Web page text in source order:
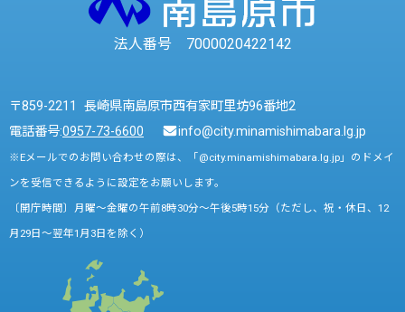
法人番号 7000020422142
〒859-2211 長崎県南島原市西有家町里坊96番地2
電話番号:0957-73-6600 info@city.minamishimabara.lg.jp
※Eメールでのお問い合わせの際は、「@city.minamishimabara.lg.jp」のドメイ
ンを受信できるように設定をお願いします。
〔開庁時間〕月曜～金曜の午前8時30分～午後5時15分（ただし、祝・休日、12
月29日～翌年1月3日を除く）